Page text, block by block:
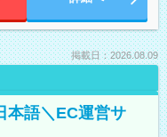
掲載日：2026.08.09
本語＼EC運営サ